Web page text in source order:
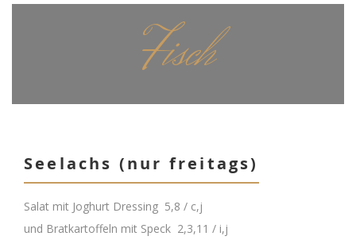
Fisch
Seelachs (nur freitags)
Salat mit Joghurt Dressing 5,8 / c,j
und Bratkartoffeln mit Speck 2,3,11 / i,j